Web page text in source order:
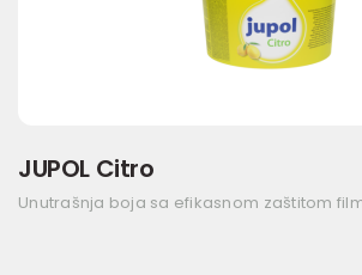
JUPOL Citro
Unutrašnja boja sa efikasnom zaštitom